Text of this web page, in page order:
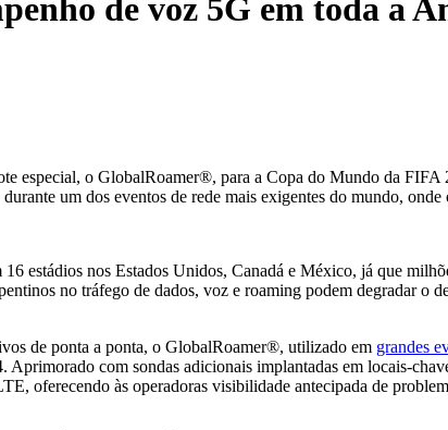
de voz 5G em toda a
especial, o GlobalRoamer®, para a Copa do Mundo da FIFA
um dos eventos de rede mais exigentes do mundo,
estádios nos Estados Unidos, Canadá e México, já que
no tráfego de dados, voz e roaming podem degradar o
de ponta a ponta, o GlobalRoamer®, utilizado em grandes
com sondas adicionais implantadas em locais-
oferecendo às operadoras visibilidade antecipada de